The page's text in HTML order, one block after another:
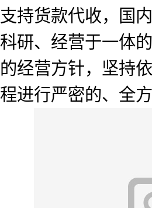
支持货款代收，国
科研、经营于一体
的经营方针，坚持
程进行严密的、全